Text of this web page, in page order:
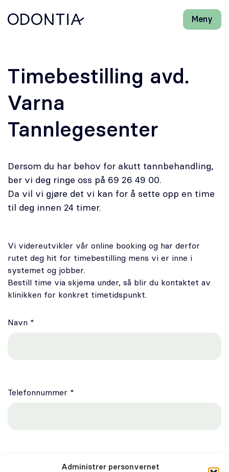
Administrer personvernet
Meny
Lukk
Henviser
Endodonti
Kjeveortopedi
Oral protetikk
Spesialistsenter – Oslo Endodontisenter
Om oss
Timebestilling avd.
Varna
Tannlegesenter
Dersom du har behov for akutt tannbehandling,
ber vi deg ringe oss på 69 26 49 00.
Da vil vi gjøre det vi kan for å sette opp en time
til deg innen 24 timer.
Vi videreutvikler vår online booking og har derfor
rutet deg hit for timebestilling mens vi er inne i
systemet og jobber.
Bestill time via skjema under, så blir du kontaktet av
klinikken for konkret timetidspunkt.
Navn *
Telefonnummer *